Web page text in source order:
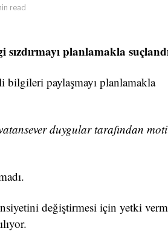
read
planlamakla
paylaşmayı planlamakla
duygular tarafından
değiştirmesi için yetki